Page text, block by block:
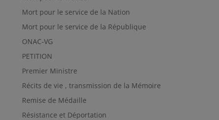
Mort pour le service de la Nation
Mort pour le service de la République
ONAC-VG
PETITION
Premier Ministre
Récits de vie , transmission de la Mémoire
Remise de Médaille
Résistance et Déportation